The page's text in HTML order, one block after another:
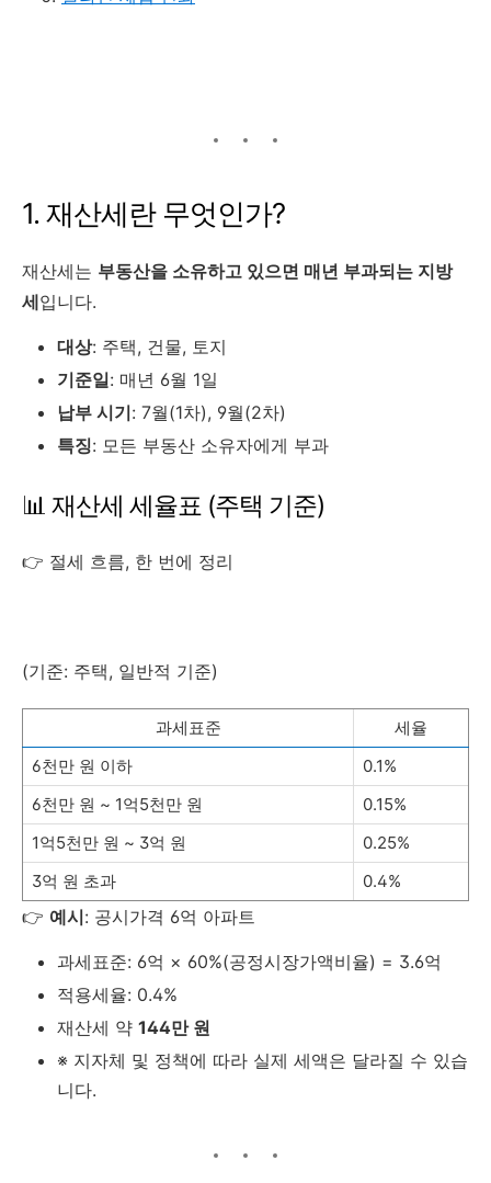
1. 재산세란 무엇인가?
재산세는 부동산을 소유하고 있으면 매년 부과되는 지방
세입니다.
대상: 주택, 건물, 토지
기준일: 매년 6월 1일
납부 시기: 7월(1차), 9월(2차)
특징: 모든 부동산 소유자에게 부과
📊 재산세 세율표 (주택 기준)
👉 절세 흐름, 한 번에 정리
(기준: 주택, 일반적 기준)
과세표준
세율
6천만 원 이하
0.1%
6천만 원 ~ 1억5천만 원
0.15%
1억5천만 원 ~ 3억 원
0.25%
3억 원 초과
0.4%
👉 예시: 공시가격 6억 아파트
과세표준: 6억 × 60%(공정시장가액비율) = 3.6억
적용세율: 0.4%
재산세 약 144만 원
※ 지자체 및 정책에 따라 실제 세액은 달라질 수 있습
니다.